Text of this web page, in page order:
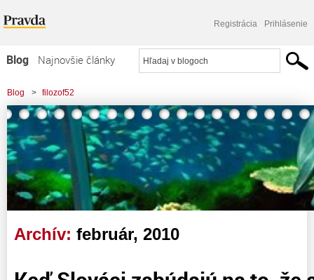
Registrácia Prihlásenie
Blog
Najnovšie články
Najčítanejšie články
Najkomentovanejšie články
Zoznam blogov
Komerčné blogy
Blog > filozof52
Archív: február, 2010